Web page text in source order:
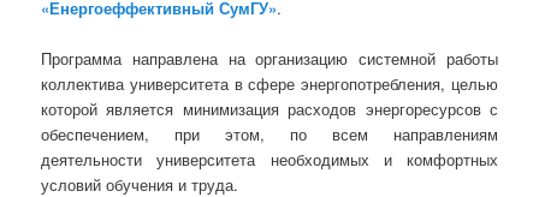
«Енергоеффективный СумГУ».
Программа направлена на организацию системной работы
коллектива университета в сфере энергопотребления, целью
которой является минимизация расходов энергоресурсов с
обеспечением, при этом, по всем направлениям
деятельности университета необходимых и комфортных
условий обучения и труда.